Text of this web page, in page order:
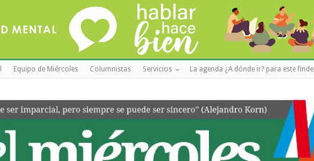
Equipo de Miércoles Columnistas Servicios La agenda ¿A dónde ir? para este finde